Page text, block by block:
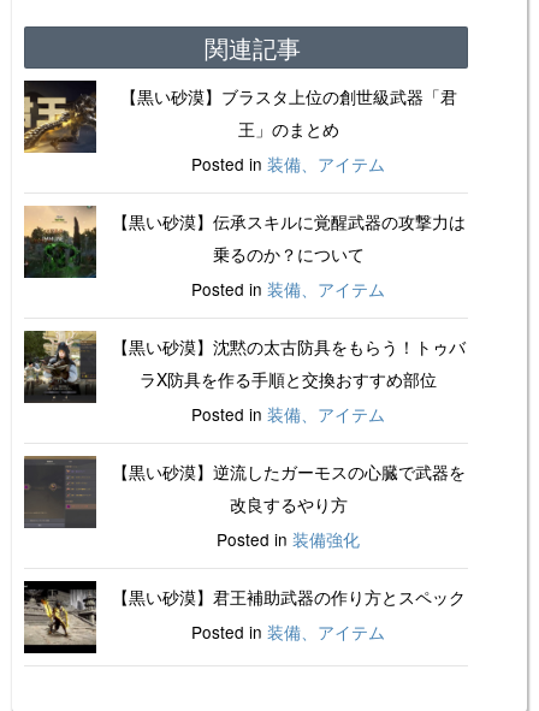
関連記事
【黒い砂漠】ブラスタ上位の創世級武器「君
王」のまとめ
Posted in 装備、アイテム
【黒い砂漠】伝承スキルに覚醒武器の攻撃力は
乗るのか？について
Posted in 装備、アイテム
【黒い砂漠】沈黙の太古防具をもらう！トゥバ
ラX防具を作る手順と交換おすすめ部位
Posted in 装備、アイテム
【黒い砂漠】逆流したガーモスの心臓で武器を
改良するやり方
Posted in 装備強化
【黒い砂漠】君王補助武器の作り方とスペック
Posted in 装備、アイテム